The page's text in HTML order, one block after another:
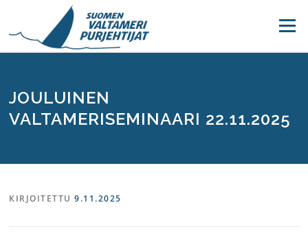
Valikko
JOULUINEN
VALTAMERISEMINAARI 22.11.2025
KIRJOITETTU9.11.2025